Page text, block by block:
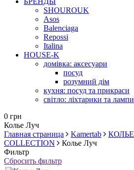
SHOUROUK
Asos
Balenciaga
Repossi
Italina
HOUSE-K
домівка: аксесуари
посуд
розумний дім
кухня: посуд та прикраси
світло: ліхтарики та лампи
0 грн
Колье Луч
Главная страница
Kamertab КОЛЬЕ
COLLECTION
Колье Луч
Фильтр
Сбросить фильтр